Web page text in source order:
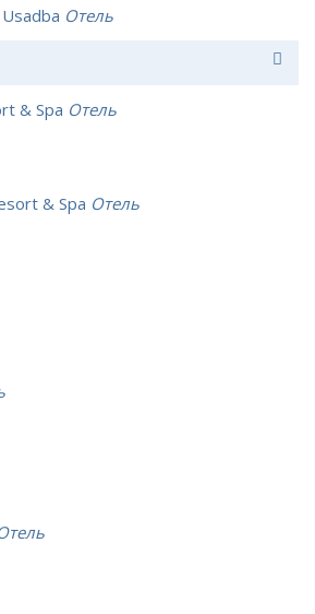
Отель
& Spa Отель
& Spa Отель